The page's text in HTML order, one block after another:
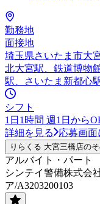
勤務地
面接地
埼玉県さいたま市大
北大宮駅、鉄道博物
駅、さいたま新都心
シフト
1日1時間 週1日から
詳細を見る
応募画面
りらくる 大宮三橋店の
アルバイト・パート
シンテイ警備株式会
ア/A3203200103